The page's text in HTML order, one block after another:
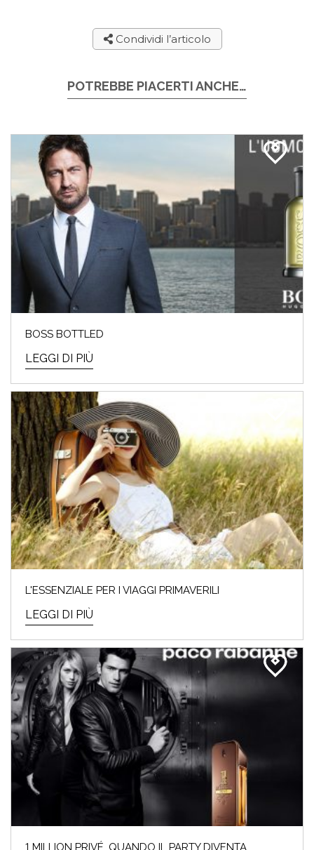
Condividi l’articolo
POTREBBE PIACERTI ANCHE…
BOSS BOTTLED
LEGGI DI PIÙ
L'ESSENZIALE PER I VIAGGI PRIMAVERILI
LEGGI DI PIÙ
1 MILLION PRIVÉ. QUANDO IL PARTY DIVENTA